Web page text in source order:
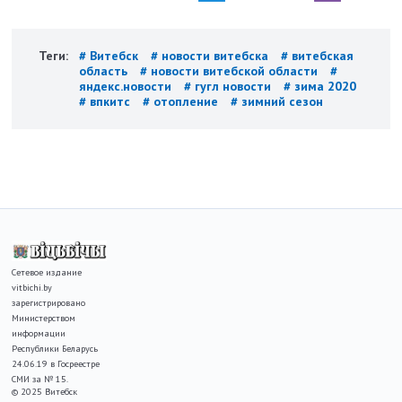
Теги: # Витебск # новости витебска
# витебская
область
# новости витебской области
#
яндекс.новости
# гугл новости
# зима 2020
# впкитс
# отопление # зимний сезон
Сетевое издание
vitbichi.by
зарегистрировано
Министерством
информации
Республики Беларусь
24.06.19 в Госреестре
СМИ за № 15.
© 2025 Витебск